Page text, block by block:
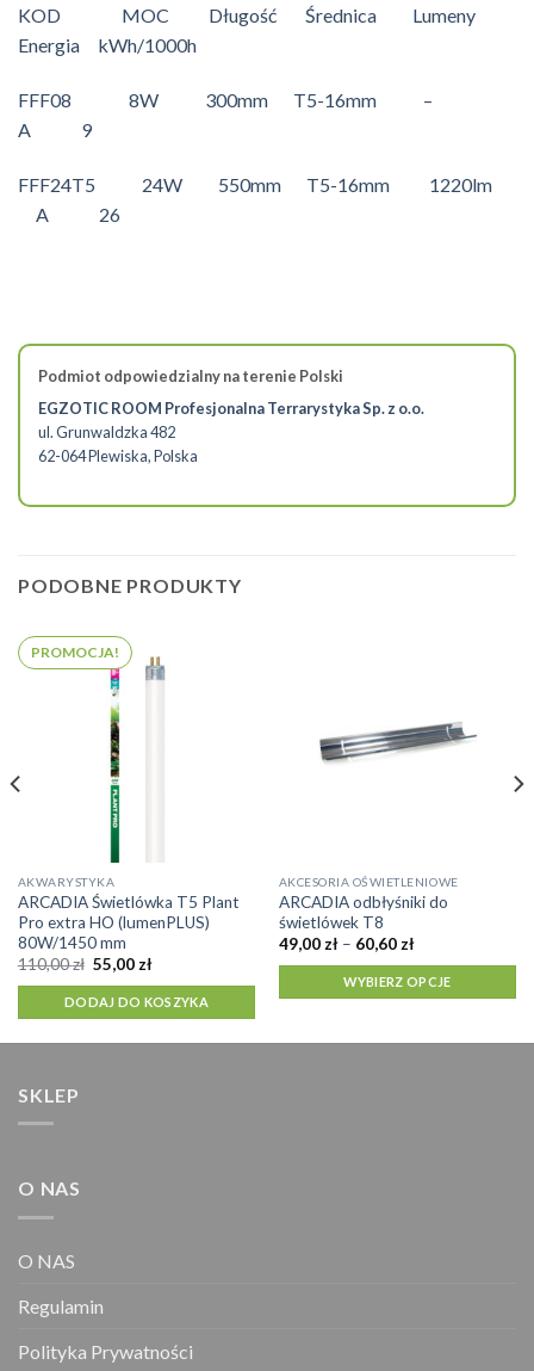
KOD MOC Długość Średnica Lumeny
Energia kWh/1000h
FFF08 8W 300mm T5-16mm –
A 9
FFF24T5 24W 550mm T5-16mm 1220lm
A 26
Podmiot odpowiedzialny na terenie Polski
EGZOTIC ROOM Profesjonalna Terrarystyka Sp. z o.o.
ul. Grunwaldzka 482
62-064 Plewiska, Polska
PODOBNE PRODUKTY
PROMOCJA!
AKWARYSTYKA
ARCADIA Świetlówka T5 Plant
Pro extra HO (lumenPLUS)
80W/1450 mm
110,00zł Pierwotna
cena
wynosiła:
110,00 zł.
55,00złAktualna
wynosi:
55,00 zł.
DODAJ DO KOSZYKA
AKCESORIA OŚWIETLENIOWE
ARCADIA odbłyśniki do
świetlówek T8
49,00zł – 60,60złZakres
od
49,00 zł
do
WYBIERZ OPCJE
Ten
produkt
ma
wariantów.
SKLEP
O NAS
O NAS
Regulamin
Polityka Prywatności